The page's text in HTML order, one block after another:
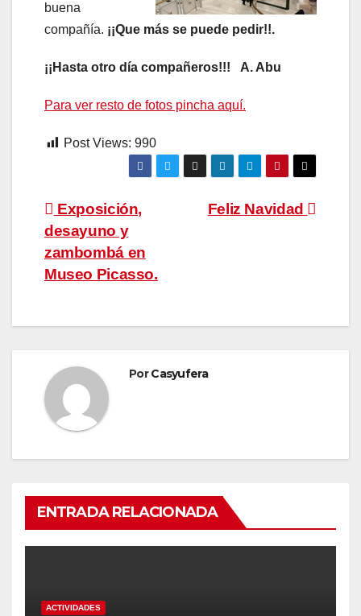
buena
compañía. ¡¡Que más se puede pedir!!.
¡¡Hasta otro día compañeros!!! A. Abu
Para ver resto de fotos pincha aquí.
Post Views: 990
Navegación
de
entradas
Feliz Navidad
Exposición,
desayuno y
zambombá en
Museo Picasso.
PorCasyufera
ENTRADA RELACIONADA
ACTIVIDADES